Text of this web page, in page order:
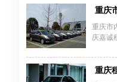
供机
响重庆
碚区
中长
以上，
服务。
重庆
重庆市
庆嘉诚
商务车
车内
重庆